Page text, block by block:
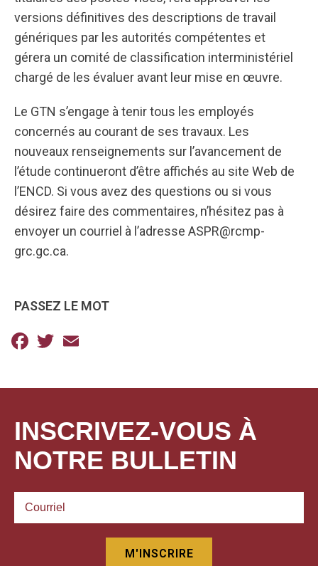
versions définitives des descriptions de travail
génériques par les autorités compétentes et
gérera un comité de classification interministériel
chargé de les évaluer avant leur mise en œuvre.
Le GTN s’engage à tenir tous les employés
concernés au courant de ses travaux. Les
nouveaux renseignements sur l’avancement de
l’étude continueront d’être affichés au site Web de
l’ENCD. Si vous avez des questions ou si vous
désirez faire des commentaires, n’hésitez pas à
envoyer un courriel à l’adresse ASPR@rcmp-
grc.gc.ca.
PASSEZ LE MOT
Facebook
Twitter
INSCRIVEZ-VOUS À
NOTRE BULLETIN